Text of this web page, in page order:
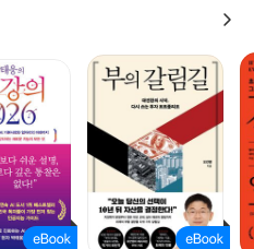
자하는 LIT ETF
차’ 투자-DRIV ETF
중투자
DRIV 꾸준히 매수
INDS ETF, 리얼티 인컴)
럼 리츠!
ETF, INDS ETF, 리얼티 인컴